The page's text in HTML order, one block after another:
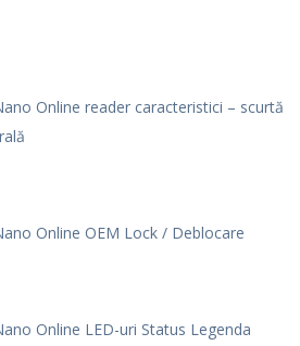
Online reader caracteristici – scurtă
Online OEM Lock / Deblocare
Online LED-uri Status Legenda